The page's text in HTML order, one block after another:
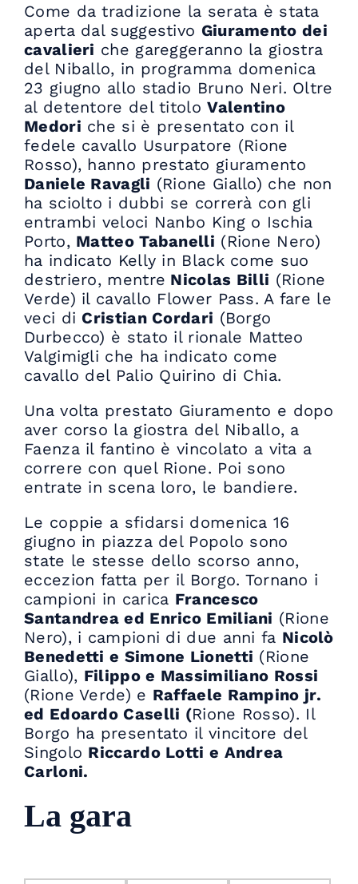
Come da tradizione la serata è stata
aperta dal suggestivo Giuramento dei
cavalieri che gareggeranno la giostra
del Niballo, in programma domenica
23 giugno allo stadio Bruno Neri. Oltre
al detentore del titoloValentino
Medori che si è presentato con il
fedele cavallo Usurpatore (Rione
Rosso), hanno prestato giuramento
Daniele Ravagli (Rione Giallo) che non
ha sciolto i dubbi se correrà con gli
entrambi veloci Nanbo King o Ischia
Porto, Matteo Tabanelli (Rione Nero)
ha indicato Kelly in Black come suo
destriero, mentre Nicolas Billi (Rione
Verde) il cavallo Flower Pass. A fare le
veci di Cristian Cordari (Borgo
Durbecco) è stato il rionale Matteo
Valgimigli che ha indicato come
cavallo del Palio Quirino di Chia.
Una volta prestato Giuramento e dopo
aver corso la giostra del Niballo, a
Faenza il fantino è vincolato a vita a
correre con quel Rione. Poi sono
entrate in scena loro, le bandiere.
Le coppie a sfidarsi domenica 16
giugno in piazza del Popolo sono
state le stesse dello scorso anno,
eccezion fatta per il Borgo. Tornano i
campioni in carica Francesco
Santandrea ed Enrico Emiliani (Rione
Nero), i campioni di due anni fa Nicolò
Benedetti e Simone Lionetti (Rione
Giallo), Filippo e Massimiliano Rossi
(Rione Verde) e Raffaele Rampino jr.
ed Edoardo Caselli (Rione Rosso). Il
Borgo ha presentato il vincitore del
Singolo Riccardo Lotti e Andrea
Carloni.
La gara